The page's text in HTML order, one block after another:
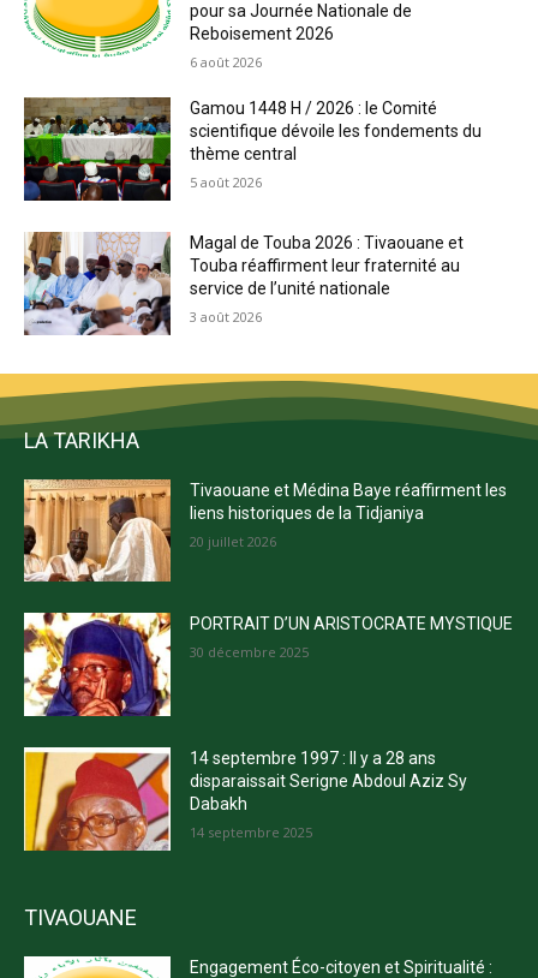
pour sa Journée Nationale de
Reboisement 2026
6 août 2026
Gamou 1448 H / 2026 : le Comité
scientifique dévoile les fondements du
thème central
5 août 2026
Magal de Touba 2026 : Tivaouane et
Touba réaffirment leur fraternité au
service de l’unité nationale
3 août 2026
LA TARIKHA
Tivaouane et Médina Baye réaffirment les
liens historiques de la Tidjaniya
20 juillet 2026
PORTRAIT D’UN ARISTOCRATE MYSTIQUE
30 décembre 2025
14 septembre 1997 : Il y a 28 ans
disparaissait Serigne Abdoul Aziz Sy
Dabakh
14 septembre 2025
TIVAOUANE
Engagement Éco-citoyen et Spiritualité :